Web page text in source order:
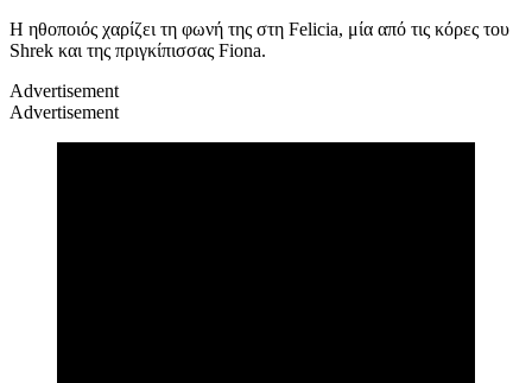
Η ηθοποιός χαρίζει τη φωνή της στη Felicia, μία από τις κόρες του
Shrek και της πριγκίπισσας Fiona.
Advertisement
Advertisement